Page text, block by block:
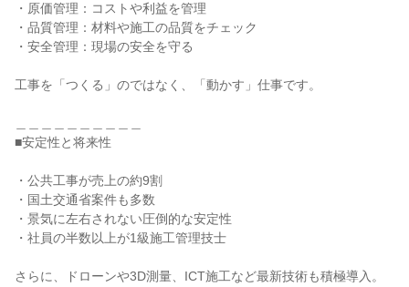
・原価管理：コストや利益を管理
・品質管理：材料や施工の品質をチェック
・安全管理：現場の安全を守る
工事を「つくる」のではなく、「動かす」仕事です。
■安定性と将来性
・公共工事が売上の約9割
・国土交通省案件も多数
・景気に左右されない圧倒的な安定性
・社員の半数以上が1級施工管理技士
さらに、ドローンや3D測量、ICT施工など最新技術も積極導入。